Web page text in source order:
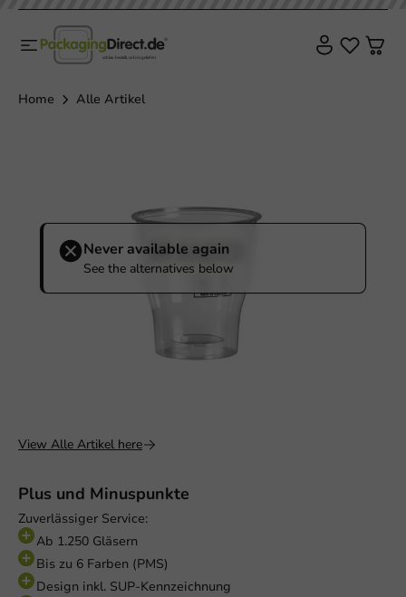
Home Alle Artikel
Never available again
See the alternatives below
Plus und Minuspunkte
Zuverlässiger Service:
Ab 1.250 Gläsern
Bis zu 6 Farben (PMS)
Design inkl. SUP-Kennzeichnung
View Alle Artikel here